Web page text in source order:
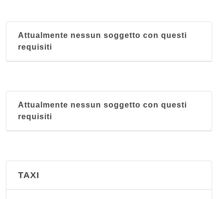
Attualmente nessun soggetto con questi
requisiti
Attualmente nessun soggetto con questi
requisiti
TAXI